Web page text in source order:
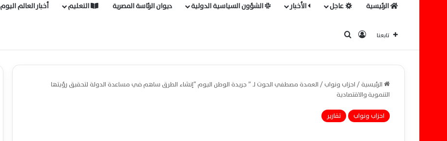
الرئيسية عاجل الأخبار الشؤون السياسية الدولية ديوان الرئاسة المصرية التعليم أخبار العالم اليوم
تابعنا تسجيل الدخول
الرئيسية/احزاب ونواب/العمدة مصطفي الحوت لـ ” جريدة الوطن اليوم “إنشاء الطرق ساهم في مساعدة الدولة لتحقيق رؤيتها
التنموية والاقتصادية
احزاب ونواب
تقارير